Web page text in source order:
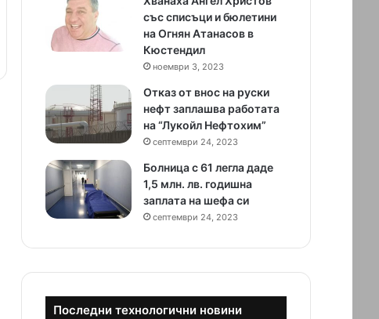
със списъци и бюлетини
на Огнян Атанасов в
Кюстендил
ноември 3, 2023
Отказ от внос на руски
нефт заплашва работата
на “Лукойл Нефтохим”
септември 24, 2023
Болница с 61 легла даде
1,5 млн. лв. годишна
заплата на шефа си
септември 24, 2023
Последни технологични новини